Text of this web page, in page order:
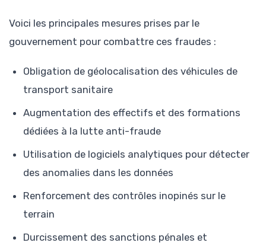
Voici les principales mesures prises par le
gouvernement pour combattre ces fraudes :
Obligation de géolocalisation des véhicules de
transport sanitaire
Augmentation des effectifs et des formations
dédiées à la lutte anti-fraude
Utilisation de logiciels analytiques pour détecter
des anomalies dans les données
Renforcement des contrôles inopinés sur le
terrain
Durcissement des sanctions pénales et